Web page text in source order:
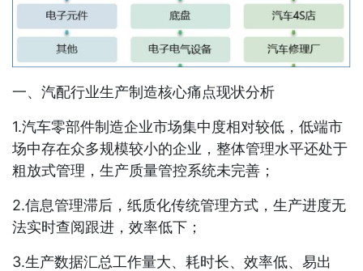
一、汽配行业生产制造核心痛点现状分析
1.汽车零部件制造企业市场集中度相对较低，低端市
场中存在众多规模较小的企业，整体管理水平还处于
粗放式管理，生产质量管控系统未完善；
2.信息管理滞后，纸质化传统管理方式，生产进度无
法实时查阅跟进，效率低下；
3.生产数据汇总工作量大、耗时长、效率低、易出